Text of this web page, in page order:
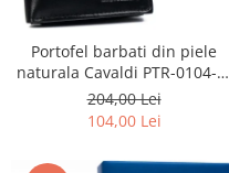
Portofel barbati din piele
naturala Cavaldi PTR-0104-P-
BS-RFID-9341
204,00 Lei
104,00 Lei